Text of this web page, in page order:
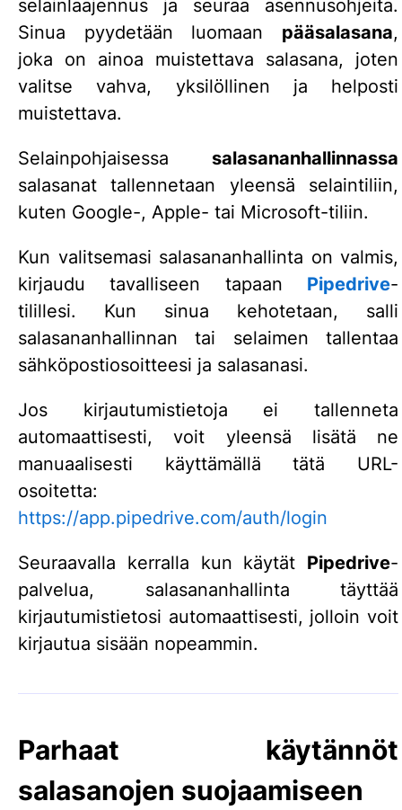
selainlaajennus ja seuraa asennusohjeita.
Sinua pyydetään luomaan pääsalasana,
joka on ainoa muistettava salasana, joten
valitse vahva, yksilöllinen ja helposti
muistettava.
Selainpohjaisessa salasananhallinnassa
salasanat tallennetaan yleensä selaintiliin,
kuten Google-, Apple- tai Microsoft-tiliin.
Kun valitsemasi salasananhallinta on valmis,
kirjaudu tavalliseen tapaan Pipedrive-
tilillesi. Kun sinua kehotetaan, salli
salasananhallinnan tai selaimen tallentaa
sähköpostiosoitteesi ja salasanasi.
Jos kirjautumistietoja ei tallenneta
automaattisesti, voit yleensä lisätä ne
manuaalisesti käyttämällä tätä URL-
osoitetta:
https://app.pipedrive.com/auth/login
Seuraavalla kerralla kun käytät Pipedrive-
palvelua, salasananhallinta täyttää
kirjautumistietosi automaattisesti, jolloin voit
kirjautua sisään nopeammin.
Parhaat käytännöt
salasanojen suojaamiseen